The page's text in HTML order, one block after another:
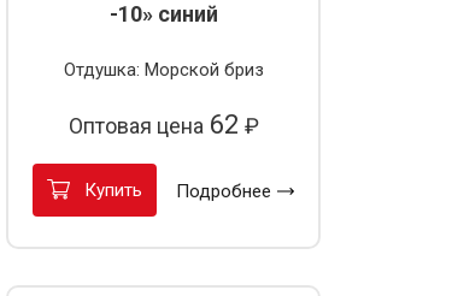
-10» синий
Отдушка: Морской бриз
Оптовая цена 62 ₽
Купить Подробнее